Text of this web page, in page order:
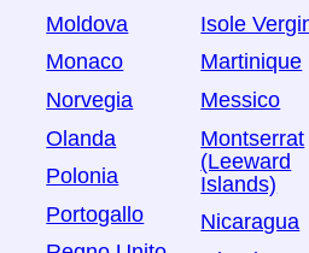
Moldova
Monaco
Norvegia
Olanda
Polonia
Portogallo
Isole
Martinique
Messico
Montserrat
(Leeward
Islands)
Nicaragua